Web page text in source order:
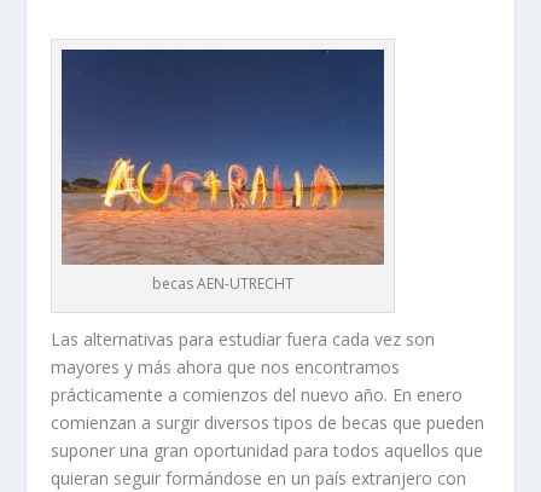
becas AEN-UTRECHT
Las alternativas para estudiar fuera cada vez son
mayores y más ahora que nos encontramos
prácticamente a comienzos del nuevo año. En enero
comienzan a surgir diversos tipos de becas que pueden
suponer una gran oportunidad para todos aquellos que
quieran seguir formándose en un país extranjero con